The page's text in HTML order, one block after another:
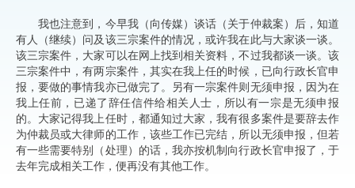
我也注意到，今早我（向传媒）谈话（关于仲裁案）后，知道
有人（继续）问及该三宗案件的情况，或许我在此与大家谈一谈。
该三宗案件，大家可以在网上找到相关资料，不过我都谈一谈。该
三宗案件中，有两宗案件，其实在我上任的时候，已向行政长官申
报，要做的事情我亦已做完了。另有一宗案件则无须申报，因为在
我上任前，已递了辞任信件给相关人士，所以有一宗是无须申报
的。大家记得我上任时，都通知过大家，我有很多案件是要辞去作
为仲裁员或大律师的工作，该些工作已完结，所以无须申报，但若
有一些需要特别（处理）的话，我亦按机制向行政长官申报了，于
去年完成相关工作，便再没有其他工作。